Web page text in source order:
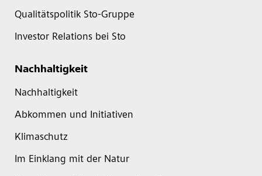
Qualitätspolitik Sto-Gruppe
Investor Relations bei Sto
Nachhaltigkeit
Nachhaltigkeit
Abkommen und Initiativen
Klimaschutz
Im Einklang mit der Natur